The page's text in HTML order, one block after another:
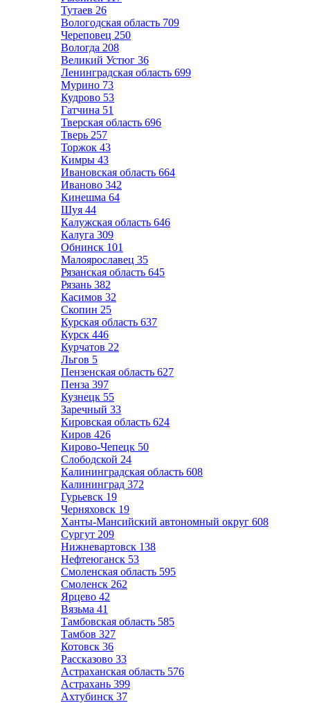
Тутаев 26
Вологодская область 709
Череповец 250
Вологда 208
Великий Устюг 36
Ленинградская область 699
Мурино 73
Кудрово 53
Гатчина 51
Тверская область 696
Тверь 257
Торжок 43
Кимры 43
Ивановская область 664
Иваново 342
Кинешма 64
Шуя 44
Калужская область 646
Калуга 309
Обнинск 101
Малоярославец 35
Рязанская область 645
Рязань 382
Касимов 32
Скопин 25
Курская область 637
Курск 446
Курчатов 22
Льгов 5
Пензенская область 627
Пенза 397
Кузнецк 55
Заречный 33
Кировская область 624
Киров 426
Кирово-Чепецк 50
Слободской 24
Калининградская область 608
Калининград 372
Гурьевск 19
Черняховск 19
Ханты-Мансийский автономный округ 608
Сургут 209
Нижневартовск 138
Нефтеюганск 53
Смоленская область 595
Смоленск 262
Ярцево 42
Вязьма 41
Тамбовская область 585
Тамбов 327
Котовск 36
Рассказово 33
Астраханская область 576
Астрахань 399
Ахтубинск 37